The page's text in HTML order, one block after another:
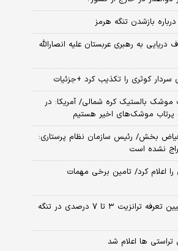
بازشدن تنگه هرمز
به رهبری عربستان علیه انصارالله
سردار کوثری را تکذیب کرد +جزئیات
موشک بالستیک کره شمالی/ آمریکا: در
پرتاب موشک‌های اخیر هستیم
فیاض بخش/ رئیس سازمان نظام پرستاری:
نشده است
اعلام کرد/ تامین برخی مهمات
رویترز: ایران و عمان برای تعیین تعرفه ترانزیت ۳ تا ۷ درصدی در تنگه
تراستی ها اعلام شد